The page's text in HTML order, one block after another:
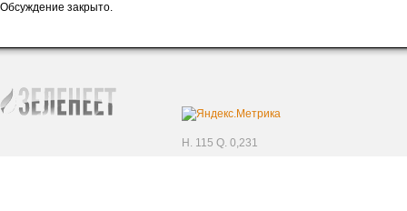
Обсуждение закрыто.
H. 115 Q. 0,231